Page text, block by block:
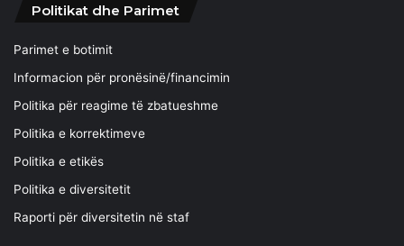
Politikat dhe Parimet
Parimet e botimit
Informacion për pronësinë/financimin
Politika për reagime të zbatueshme
Politika e korrektimeve
Politika e etikës
Politika e diversitetit
Raporti për diversitetin në staf